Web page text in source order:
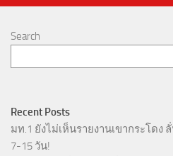
Search
Recent Posts
มท.1 ยังไม่เห็นรายงานเขากระโดง
7-15 วัน!